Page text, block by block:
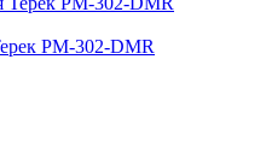
РМ-302-DMR